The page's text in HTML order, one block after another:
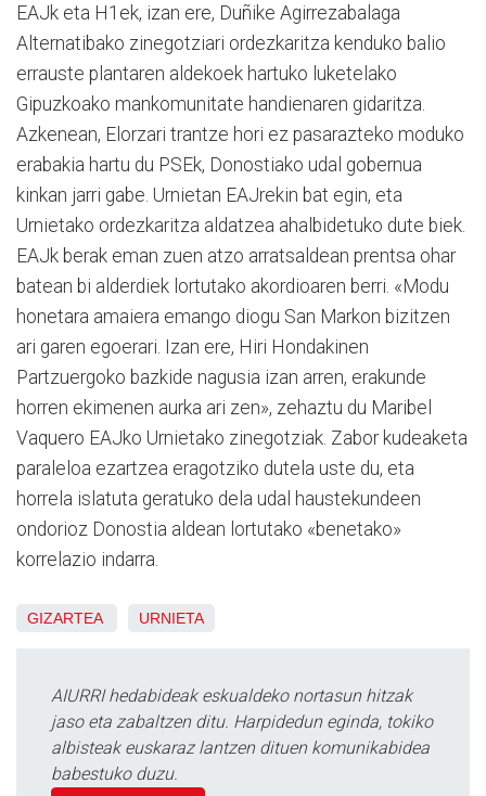
EAJk eta H1ek, izan ere, Duñike Agirrezabalaga
Alternatibako zinegotziari ordezkaritza kenduko balio
errauste plantaren aldekoek hartuko luketelako
Gipuzkoako mankomunitate handienaren gidaritza.
Azkenean, Elorzari trantze hori ez pasarazteko moduko
erabakia hartu du PSEk, Donostiako udal gobernua
kinkan jarri gabe. Urnietan EAJrekin bat egin, eta
Urnietako ordezkaritza aldatzea ahalbidetuko dute biek.
EAJk berak eman zuen atzo arratsaldean prentsa ohar
batean bi alderdiek lortutako akordioaren berri. «Modu
honetara amaiera emango diogu San Markon bizitzen
ari garen egoerari. Izan ere, Hiri Hondakinen
Partzuergoko bazkide nagusia izan arren, erakunde
horren ekimenen aurka ari zen», zehaztu du Maribel
Vaquero EAJko Urnietako zinegotziak. Zabor kudeaketa
paraleloa ezartzea eragotziko dutela uste du, eta
horrela islatuta geratuko dela udal haustekundeen
ondorioz Donostia aldean lortutako «benetako»
korrelazio indarra.
GIZARTEA URNIETA
AIURRI hedabideak eskualdeko nortasun hitzak
jaso eta zabaltzen ditu. Harpidedun eginda, tokiko
albisteak euskaraz lantzen dituen komunikabidea
babestuko duzu.